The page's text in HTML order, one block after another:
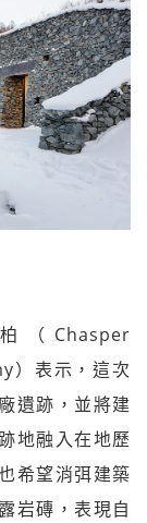
（Chasper
）表示，這次
遺跡，並將建
地融入在地歷
希望消弭建築
岩磚，表現自